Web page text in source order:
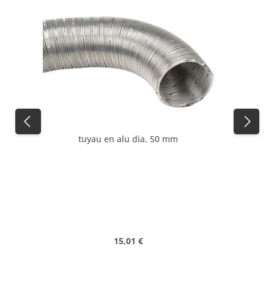
tuyau en alu dia. 50 mm
Prix régulier :
15,01 €